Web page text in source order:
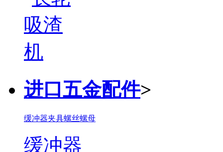
进口五金配件>
缓冲器夹具螺丝螺母
缓冲器